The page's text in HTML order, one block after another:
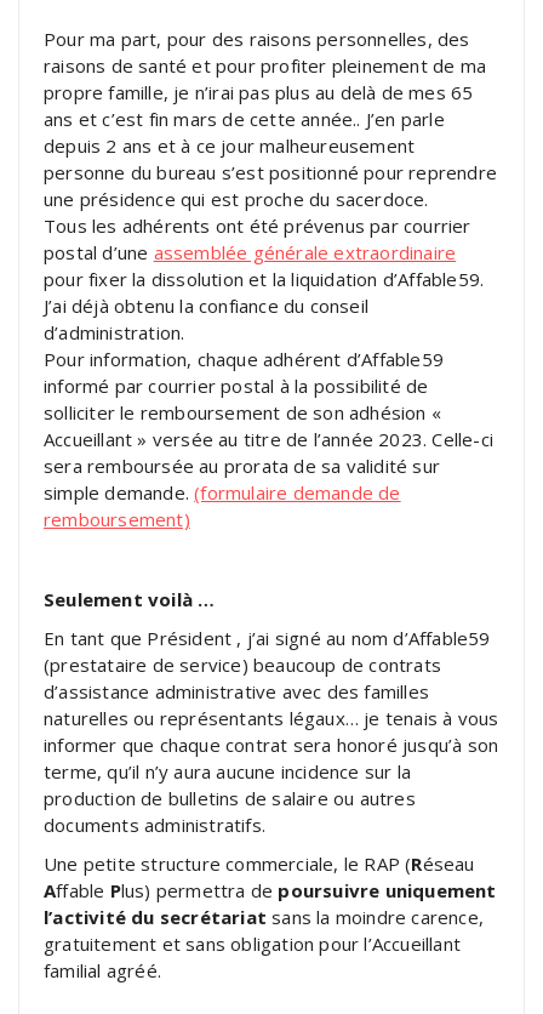
Pour ma part, pour des raisons personnelles, des
raisons de santé et pour profiter pleinement de ma
propre famille, je n’irai pas plus au delà de mes 65
ans et c’est fin mars de cette année.. J’en parle
depuis 2 ans et à ce jour malheureusement
personne du bureau s’est positionné pour reprendre
une présidence qui est proche du sacerdoce.
Tous les adhérents ont été prévenus par courrier
postal d’une assemblée générale extraordinaire
pour fixer la dissolution et la liquidation d’Affable59.
J’ai déjà obtenu la confiance du conseil
d’administration.
Pour information, chaque adhérent d’Affable59
informé par courrier postal à la possibilité de
solliciter le remboursement de son adhésion «
Accueillant » versée au titre de l’année 2023. Celle-ci
sera remboursée au prorata de sa validité sur
simple demande.(formulaire demande de
remboursement)
Seulement voilà …
En tant que Président , j’ai signé au nom d’Affable59
(prestataire de service) beaucoup de contrats
d’assistance administrative avec des familles
naturelles ou représentants légaux… je tenais à vous
informer que chaque contrat sera honoré jusqu’à son
terme, qu’il n’y aura aucune incidence sur la
production de bulletins de salaire ou autres
documents administratifs.
Une petite structure commerciale, le RAP (Réseau
Affable Plus) permettra de poursuivre uniquement
l’activité du secrétariat sans la moindre carence,
gratuitement et sans obligation pour l’Accueillant
familial agréé.